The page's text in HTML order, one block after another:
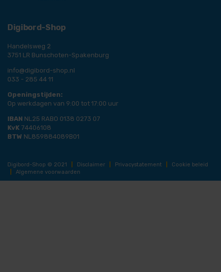
Digibord-Shop
Handelsweg 2
3751 LR Bunschoten-Spakenburg
info@digibord-shop.nl
033 - 285 44 11
Openingstijden:
Op werkdagen van 9:00 tot 17:00 uur
IBAN NL25 RABO 0138 0273 07
KvK 74406108
BTW NL859884089B01
Digibord-Shop © 2021 Disclaimer Privacystatement
Cookie beleid
Algemene voorwaarden